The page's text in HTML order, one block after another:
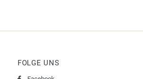
FOLGE UNS